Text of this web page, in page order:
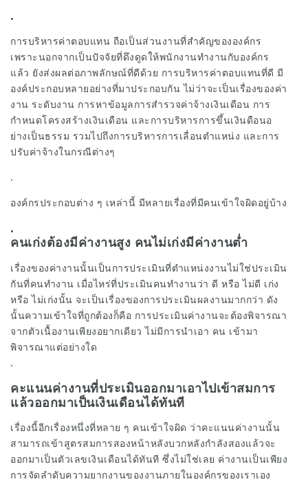
.
การบริหารค่าตอบแทน ถือเป็นส่วนงานที่สำคัญขององค์กร
เพราะนอกจากเป็นปัจจัยที่ดึงดูดให้พนักงานทำงานกับองค์กร
แล้ว ยังส่งผลต่อภาพลักษณ์ที่ดีด้วย การบริหารค่าตอบแทนที่ดี มี
องค์ประกอบหลายอย่างที่มาประกอบกัน ไม่ว่าจะเป็นเรื่องของค่า
งาน ระดับงาน การหาข้อมูลการสำรวจค่าจ้างเงินเดือน การ
กำหนดโครงสร้างเงินเดือน และการบริหารการขึ้นเงินดือนอ
ย่างเป็นธรรม รวมไปถึงการบริหารการเลื่อนตำแหน่ง และการ
ปรับค่าจ้างในกรณีต่างๆ
.
องค์กรประกอบต่าง ๆ เหล่านี้ มีหลายเรื่องที่มีคนเข้าใจผิดอยู่บ้าง
.
คนเก่งต้องมีค่างานสูง คนไม่เก่งมีค่างานต่ำ
เรื่องของค่างานนั้นเป็นการประเมินที่ตำแหน่งงานไม่ใช่ประเมิน
กันที่คนทำงาน เมื่อไหร่ที่ประเมินคนทำงานว่า ดี หรือ ไม่ดี เก่ง
หรือ ไม่เก่งนั้น จะเป็นเรื่องของการประเมินผลงานมากกว่า ดัง
นั้นความเข้าใจที่ถูกต้องก็คือ การประเมินค่างานจะต้องพิจารณา
จากตัวเนื้องานเพียงอยากเดียว ไม่มีการนำเอา คน เข้ามา
พิจารณาแต่อย่างใด
.
คะแนนค่างานที่ประเมินออกมาเอาไปเข้าสมการ
แล้วออกมาเป็นเงินเดือนได้ทันที
เรื่องนี้อีกเรื่องหนึ่งที่หลาย ๆ คนเข้าใจผิด ว่าคะแนนค่างานนั้น
สามารถเข้าสูตรสมการสองหน้าหลังบวกหลังกำลังสองแล้วจะ
ออกมาเป็นตัวเลขเงินเดือนได้ทันที ซึ่งไม่ใช่เลย ค่างานเป็นเพียง
การจัดลำดับความยากงานของงานภายในองค์กรของเราเอง